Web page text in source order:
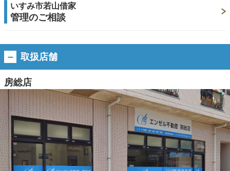
いすみ市若山借家
管理のご相談
取扱店舗
房総店